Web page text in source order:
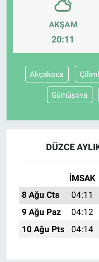
AKŞAM
20:11
Akçakoca
Gümüşova
DÜZCE
İMSAK
8 Ağu Cts
04:11
9 Ağu Paz
04:12
10 Ağu Pts
04:14
EĞİTİM
BİLİM VE
Güvenlik
Bölge